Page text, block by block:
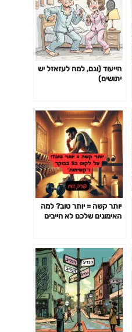
הייעוד (וגם, למה לעזאזל יש
יתושים)
יותר קשה = יותר טוב? למה
האימונים שלכם לא חייבים